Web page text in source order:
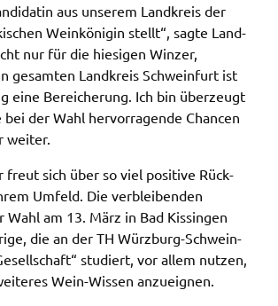
aus unse­rem Land­kreis der
Wein­kö­ni­gin stellt“, sagte Land­
nur für die hiesi­gen Winzer,
gesam­ten Land­kreis Schwein­furt ist
eine Berei­che­rung. Ich bin über­zeugt
bei der Wahl hervor­ra­gen­de Chan­cen
weiter.
freut sich über so viel posi­ti­ve Rück­
Umfeld. Die verblei­ben­den
Wahl am 13. März in Bad Kissin­gen
die an der TH Würz­burg-Schwein­
studiert, vor allem nutzen,
Wein-Wissen anzu­eig­nen.
MEDIEN
hin, dass die Verarbeitung Ihrer
dieser Auswahlaußerhalb
des Landratsamtes
liegt und hierfür ausschließlich die
des Anbieters YouTube
Onlineangebot sind
von YouTube zur Anzeige und
von Videos eingebunden. Diese
angeboten durch YouTube, LLC
San Bruno, CA 94066 USA,
nicht dem Schutzbereich der